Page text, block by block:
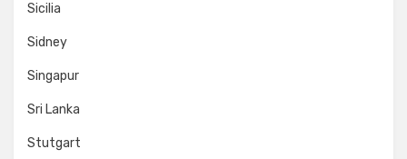
Sicilia
Sidney
Singapur
Sri Lanka
Stutgart